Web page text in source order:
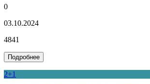
0
03.10.2024
4841
Подробнее
2+1